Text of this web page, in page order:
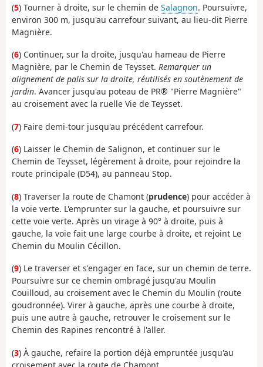
(5) Tourner à droite, sur le chemin de Salagnon. Poursuivre,
environ 300 m, jusqu'au carrefour suivant, au lieu-dit Pierre
Magnière.
(6) Continuer, sur la droite, jusqu'au hameau de Pierre
Magnière, par le Chemin de Teysset. Remarquer un
alignement de palis sur la droite, réutilisés en soutènement de
jardin. Avancer jusqu'au poteau de PR® "Pierre Magnière"
au croisement avec la ruelle Vie de Teysset.
(7) Faire demi-tour jusqu'au précédent carrefour.
(6) Laisser le Chemin de Salignon, et continuer sur le
Chemin de Teysset, légèrement à droite, pour rejoindre la
route principale (D54), au panneau Stop.
(8) Traverser la route de Chamont (prudence) pour accéder à
la voie verte. L'emprunter sur la gauche, et poursuivre sur
cette voie verte. Après un virage à 90° à droite, puis à
gauche, la voie fait une large courbe à droite, et rejoint Le
Chemin du Moulin Cécillon.
(9) Le traverser et s'engager en face, sur un chemin de terre.
Poursuivre sur ce chemin ombragé jusqu'au Moulin
Couilloud, au croisement avec le Chemin du Moulin (route
goudronnée). Virer à gauche, après une courbe à droite,
puis une autre à gauche, retrouver le croisement sur le
Chemin des Rapines rencontré à l'aller.
(3) À gauche, refaire la portion déjà empruntée jusqu'au